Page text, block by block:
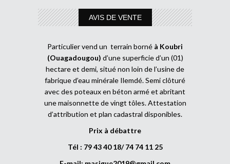
AVIS DE VENTE
Particulier vend un terrain borné à Koubri
(Ouagadougou) d’une superficie d’un (01)
hectare et demi, situé non loin de l’usine de
fabrique d’eau minérale Ilemdé. Semi clôturé
avec des poteaux en béton armé et abritant
une maisonnette de vingt tôles. Attestation
d’attribution et plan cadastral disponibles.
Prix à débattre
Tél : 79 43 40 18/ 74 74 11 25